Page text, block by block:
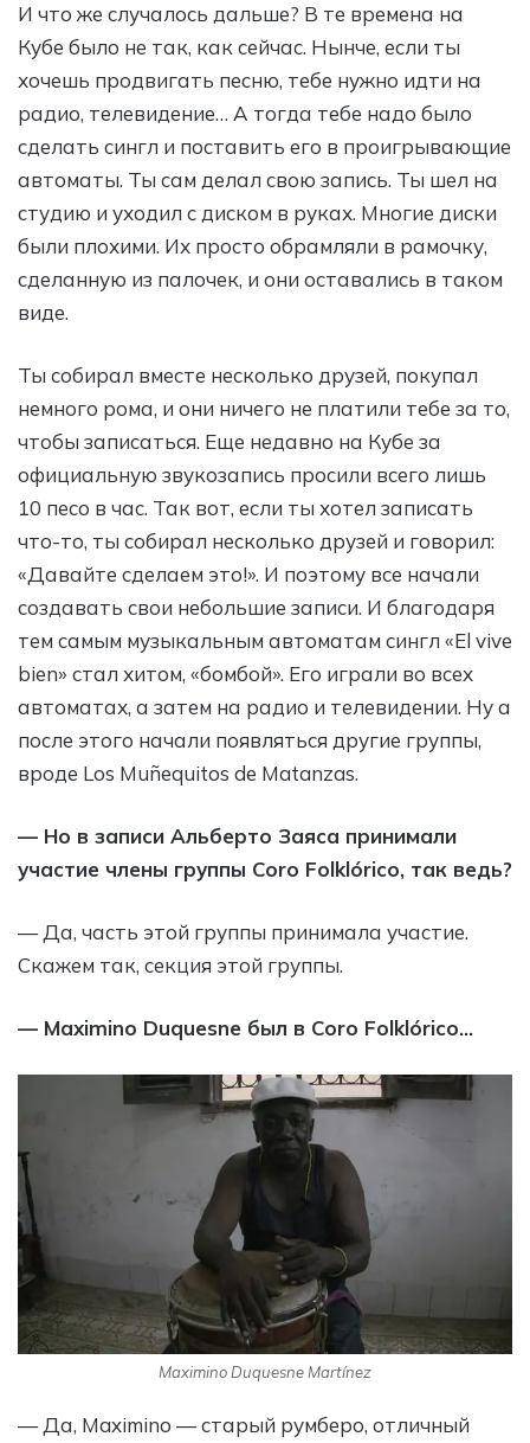
И что же случалось дальше? В те времена на
Кубе было не так, как сейчас. Нынче, если ты
хочешь продвигать песню, тебе нужно идти на
радио, телевидение… А тогда тебе надо было
сделать сингл и поставить его в проигрывающие
автоматы. Ты сам делал свою запись. Ты шел на
студию и уходил с диском в руках. Многие диски
были плохими. Их просто обрамляли в рамочку,
сделанную из палочек, и они оставались в таком
виде.
Ты собирал вместе несколько друзей, покупал
немного рома, и они ничего не платили тебе за то,
чтобы записаться. Еще недавно на Кубе за
официальную звукозапись просили всего лишь
10 песо в час. Так вот, если ты хотел записать
что-то, ты собирал несколько друзей и говорил:
«Давайте сделаем это!». И поэтому все начали
создавать свои небольшие записи. И благодаря
тем самым музыкальным автоматам сингл «El vive
bien» стал хитом, «бомбой». Его играли во всех
автоматах, а затем на радио и телевидении. Ну а
после этого начали появляться другие группы,
вроде Los Muñequitos de Matanzas.
— Но в записи Альберто Заяса принимали
участие члены группы Coro Folklórico, так ведь?
— Да, часть этой группы принимала участие.
Скажем так, секция этой группы.
— Maximino Duquesne был в Coro Folklórico…
Maximino Duquesne Martínez
— Да, Maximino — старый румберо, отличный